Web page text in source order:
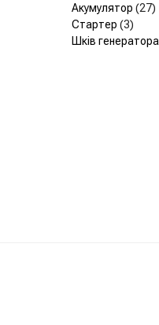
Акумулятор (27)
Стартер (3)
Шків генератора